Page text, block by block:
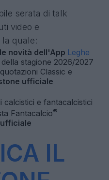
serata di talk
video e
quale:
le novità dell'App Leghe
stagione 2026/2027
Classic e
ufficiale
e fantacalcistici
Fantacalcio®
IL